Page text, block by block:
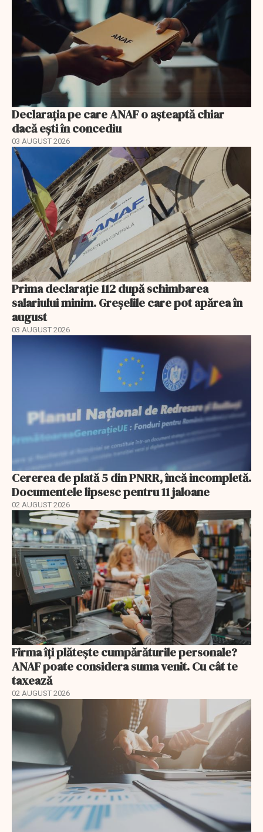
Declarația pe care ANAF o așteaptă chiar
dacă ești în concediu
03 AUGUST 2026
Prima declarație 112 după schimbarea
salariului minim. Greșelile care pot apărea în
august
03 AUGUST 2026
Cererea de plată 5 din PNRR, încă incompletă.
Documentele lipsesc pentru 11 jaloane
02 AUGUST 2026
Firma îți plătește cumpărăturile personale?
ANAF poate considera suma venit. Cu cât te
taxează
02 AUGUST 2026